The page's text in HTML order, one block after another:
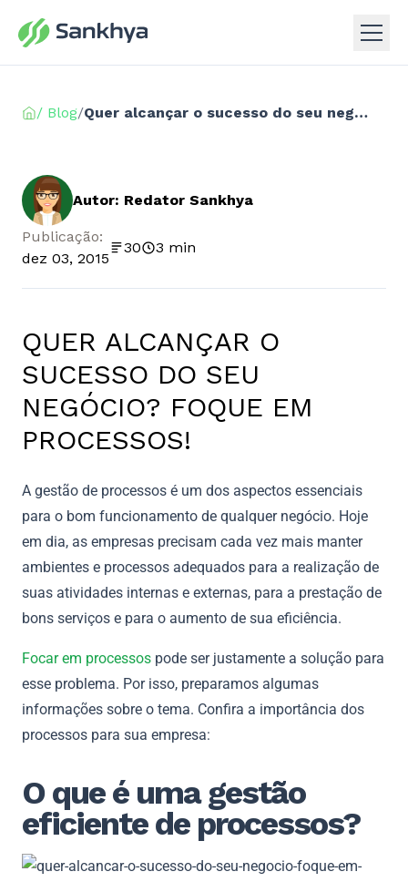
/ Blog/ Quer alcançar o sucesso do seu negócio? Foque em processos!
Autor: Redator Sankhya
Publicação:
dez 03, 2015
30 3 min
QUER ALCANÇAR O
SUCESSO DO SEU
NEGÓCIO? FOQUE EM
PROCESSOS!
A gestão de processos é um dos aspectos essenciais
para o bom funcionamento de qualquer negócio. Hoje
em dia, as empresas precisam cada vez mais manter
ambientes e processos adequados para a realização de
suas atividades internas e externas, para a prestação de
bons serviços e para o aumento de sua eficiência.
Focar em processos pode ser justamente a solução para
esse problema. Por isso, preparamos algumas
informações sobre o tema. Confira a importância dos
processos para sua empresa:
O que é uma gestão
eficiente de processos?